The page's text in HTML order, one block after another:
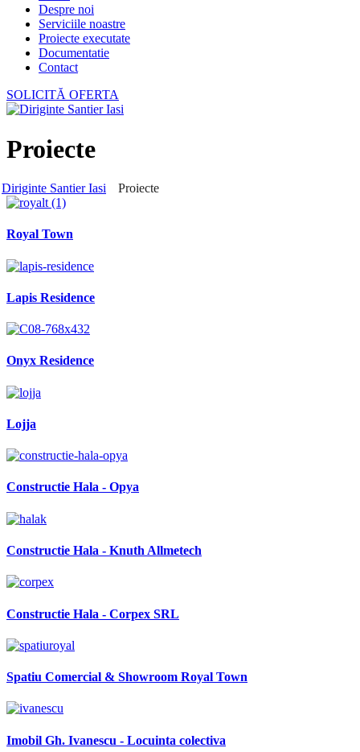
Despre noi
Serviciile noastre
Proiecte executate
Documentatie
Contact
SOLICITĂ OFERTA
Proiecte
Diriginte Santier Iasi Proiecte
Royal Town
Lapis Residence
Onyx Residence
Lojja
Constructie Hala - Opya
Constructie Hala - Knuth Allmetech
Constructie Hala - Corpex SRL
Spatiu Comercial & Showroom Royal Town
Imobil Gh. Ivanescu - Locuinta colectiva